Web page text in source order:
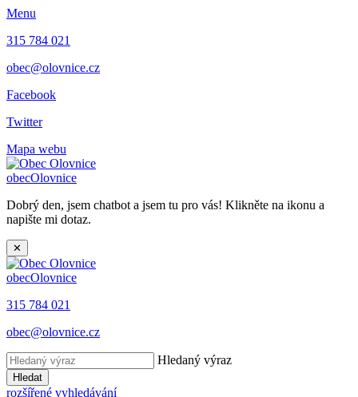
Menu
315 784 021
obec@olovnice.cz
Facebook
Twitter
Mapa webu
obecOlovnice
Dobrý den, jsem chatbot a jsem tu pro vás! Klikněte na ikonu a
napište mi dotaz.
✕
obecOlovnice
315 784 021
obec@olovnice.cz
Hledaný výraz
Hledat
rozšířené vyhledávání